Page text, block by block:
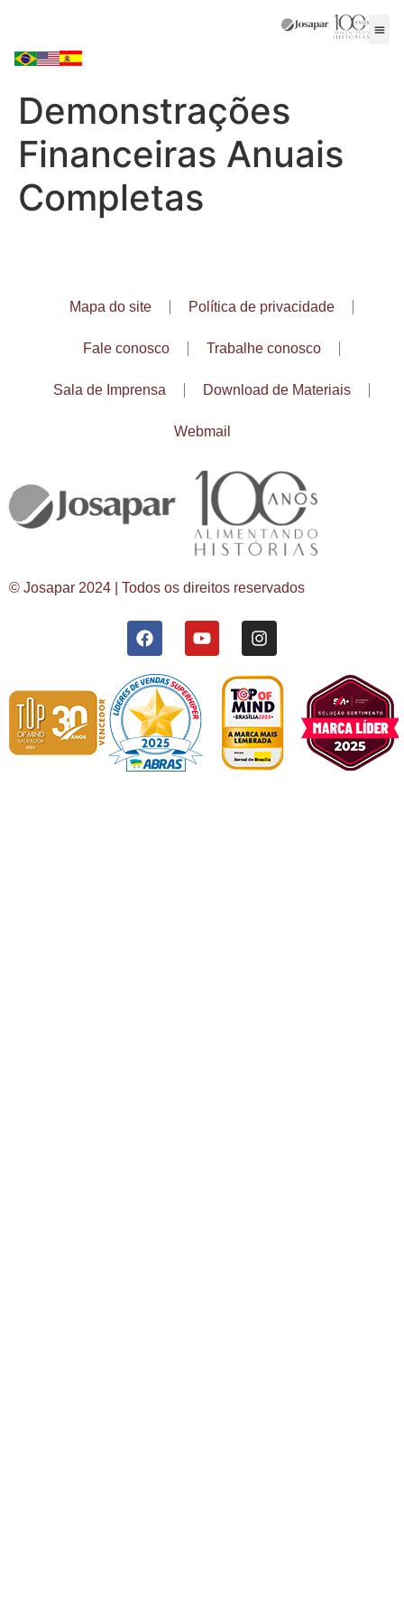
Demonstrações
Financeiras Anuais
Completas
Mapa do site Política de privacidade
Fale conosco Trabalhe conosco
Sala de Imprensa Download de Materiais
Webmail
© Josapar 2024 | Todos os direitos reservados